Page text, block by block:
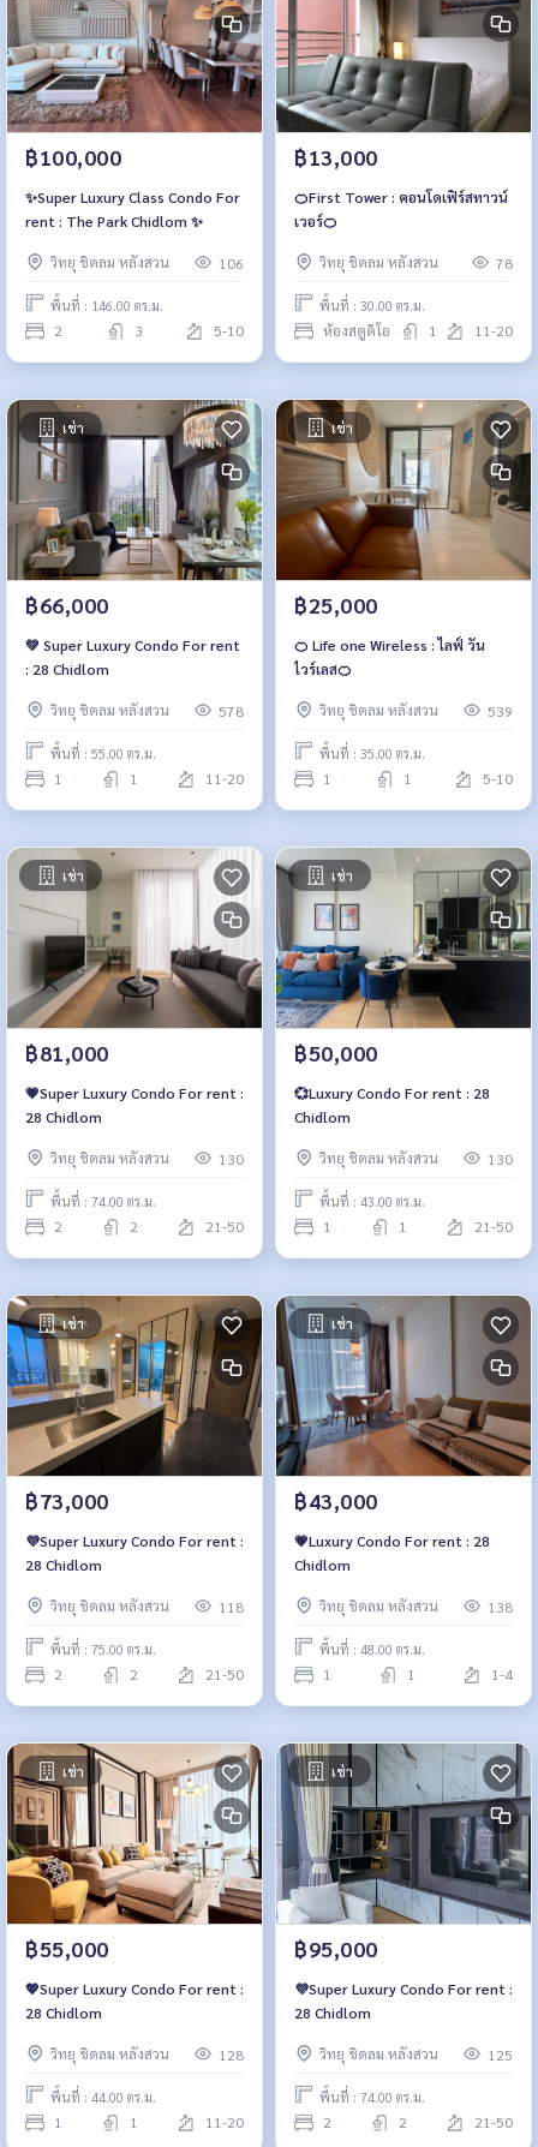
฿100,000
✨Super Luxury Class Condo For
rent : The Park Chidlom ✨
วิทยุ ชิดลม หลังสวน 106
พื้นที่ : 146.00 ตร.ม.
2 3 5-10
฿13,000
🍊First Tower : คอนโดเฟิร์สทาวน์
เวอร์🍊
วิทยุ ชิดลม หลังสวน 78
พื้นที่ : 30.00 ตร.ม.
ห้องสตูดิโอ 1 11-20
เช่า
฿66,000
💚 Super Luxury Condo For rent
: 28 Chidlom
วิทยุ ชิดลม หลังสวน 578
พื้นที่ : 55.00 ตร.ม.
1 1 11-20
เช่า
฿25,000
🍊 Life one Wireless : ไลฟ์ วัน
ไวร์เลส🍊
วิทยุ ชิดลม หลังสวน 539
พื้นที่ : 35.00 ตร.ม.
1 1 5-10
เช่า
฿81,000
💗Super Luxury Condo For rent :
28 Chidlom
วิทยุ ชิดลม หลังสวน 130
พื้นที่ : 74.00 ตร.ม.
2 2 21-50
เช่า
฿50,000
💞Luxury Condo For rent : 28
Chidlom
วิทยุ ชิดลม หลังสวน 130
พื้นที่ : 43.00 ตร.ม.
1 1 21-50
เช่า
฿73,000
💜Super Luxury Condo For rent :
28 Chidlom
วิทยุ ชิดลม หลังสวน 118
พื้นที่ : 75.00 ตร.ม.
2 2 21-50
เช่า
฿43,000
💗Luxury Condo For rent : 28
Chidlom
วิทยุ ชิดลม หลังสวน 138
พื้นที่ : 48.00 ตร.ม.
1 1 1-4
เช่า
฿55,000
💖Super Luxury Condo For rent :
28 Chidlom
วิทยุ ชิดลม หลังสวน 128
พื้นที่ : 44.00 ตร.ม.
1 1 11-20
เช่า
฿95,000
💜Super Luxury Condo For rent :
28 Chidlom
วิทยุ ชิดลม หลังสวน 125
พื้นที่ : 74.00 ตร.ม.
2 2 21-50